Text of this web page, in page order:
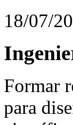
18/07/
Formar
para